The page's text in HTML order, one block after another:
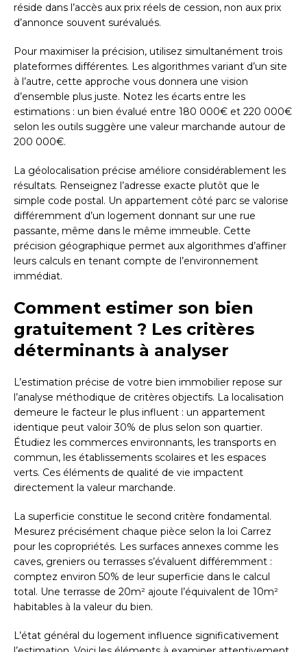
réside dans l’accès aux prix réels de cession, non aux prix
d’annonce souvent surévalués.
Pour maximiser la précision, utilisez simultanément trois
plateformes différentes. Les algorithmes variant d’un site
à l’autre, cette approche vous donnera une vision
d’ensemble plus juste. Notez les écarts entre les
estimations : un bien évalué entre 180 000€ et 220 000€
selon les outils suggère une valeur marchande autour de
200 000€.
La géolocalisation précise améliore considérablement les
résultats. Renseignez l’adresse exacte plutôt que le
simple code postal. Un appartement côté parc se valorise
différemment d’un logement donnant sur une rue
passante, même dans le même immeuble. Cette
précision géographique permet aux algorithmes d’affiner
leurs calculs en tenant compte de l’environnement
immédiat.
Comment estimer son bien
gratuitement ? Les critères
déterminants à analyser
L’estimation précise de votre bien immobilier repose sur
l’analyse méthodique de critères objectifs. La localisation
demeure le facteur le plus influent : un appartement
identique peut valoir 30% de plus selon son quartier.
Étudiez les commerces environnants, les transports en
commun, les établissements scolaires et les espaces
verts. Ces éléments de qualité de vie impactent
directement la valeur marchande.
La superficie constitue le second critère fondamental.
Mesurez précisément chaque pièce selon la loi Carrez
pour les copropriétés. Les surfaces annexes comme les
caves, greniers ou terrasses s’évaluent différemment :
comptez environ 50% de leur superficie dans le calcul
total. Une terrasse de 20m² ajoute l’équivalent de 10m²
habitables à la valeur du bien.
L’état général du logement influence significativement